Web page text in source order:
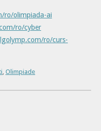
ro/olimpiada-ai
ro/cyber
ro/curs-
, Olimpiade